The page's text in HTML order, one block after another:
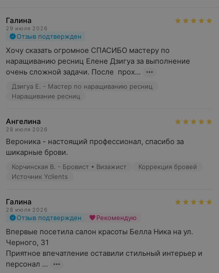
Этапы процедуры:
выбор желаемого оттенка волос и вида окрашивания
(обычное либо сложное окрашивание волос)
подбор красящего/осветляющего состава
окрашивание волос
смывание красящего состава
профессиональный уход за окрашенными прядями
Сложное окрашивание волос может быть
противопоказано в случае:
аллергических реакций на красящие составы
повышенной чувствительности и склонности
Галина
29 июля 2026
Отзыв подтвержден
Хочу сказать огромное СПАСИБО мастеру по
наращиванию ресниц Елене Дзигуа за выполнение
очень сложной задачи. После  прох...
Дзигуа Е. - Мастер по наращиванию ресниц
Наращивание ресниц
Ангелина
28 июля 2026
Вероника - настоящий профессионал, спасибо за
шикарные брови.
Корчинская В. - Бровист • Визажист
Коррекция бровей
Источник Yclients
Галина
28 июля 2026
Отзыв подтвержден Рекомендую
Впервые посетила салон красоты Белла Ника на ул.
Черного, 31
Приятное впечатление оставили стильный интерьер и
персонал ...